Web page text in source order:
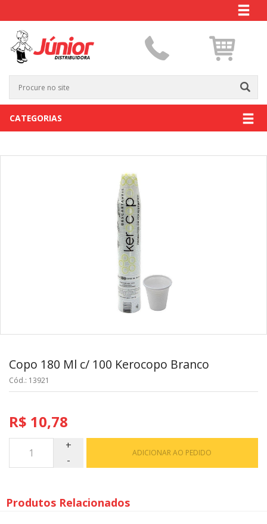
CATEGORIAS
Copo 180 Ml c/ 100 Kerocopo Branco
Cód.: 13921
R$ 10,78
ADICIONAR AO PEDIDO
Produtos Relacionados